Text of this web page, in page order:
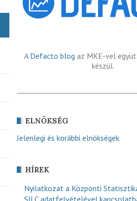
A Defacto blog az MKE-vel
készül.
ELNÖKSÉG
Jelenlegi és korábbi elnökségek
HÍREK
Nyilatkozat a Központi
SILC adatfelvételével